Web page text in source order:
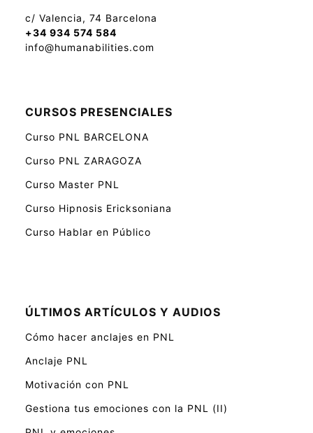
c/ Valencia, 74 Barcelona
+34 934 574 584
info@humanabilities.com
CURSOS PRESENCIALES
Curso PNL BARCELONA
Curso PNL ZARAGOZA
Curso Master PNL
Curso Hipnosis Ericksoniana
Curso Hablar en Público
ÚLTIMOS ARTÍCULOS Y AUDIOS
Cómo hacer anclajes en PNL
Anclaje PNL
Motivación con PNL
Gestiona tus emociones con la PNL (II)